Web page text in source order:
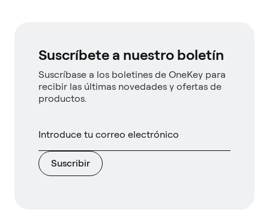
Suscríbete a nuestro boletín
Suscríbase a los boletines de OneKey para
recibir las últimas novedades y ofertas de
productos.
Suscribir